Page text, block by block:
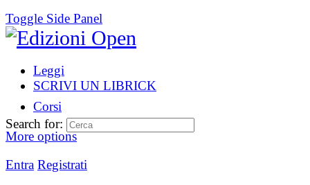
Toggle Side Panel
Leggi
SCRIVI UN LIBRICK
Corsi
More options
Entra Registrati
Search for: